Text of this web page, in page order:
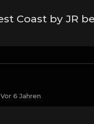
Vor 6 Jahren